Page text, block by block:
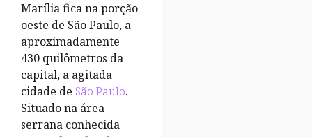
Marília fica na porção
oeste de São Paulo, a
aproximadamente
430 quilômetros da
capital, a agitada
cidade de São Paulo.
Situado na área
serrana conhecida